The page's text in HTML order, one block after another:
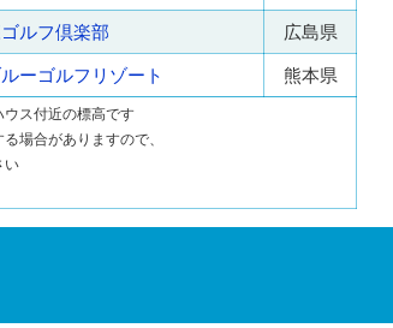
ルフ倶楽部 広島県
ーゴルフリゾート 熊本県
ス付近の標高です
場合がありますので、
い